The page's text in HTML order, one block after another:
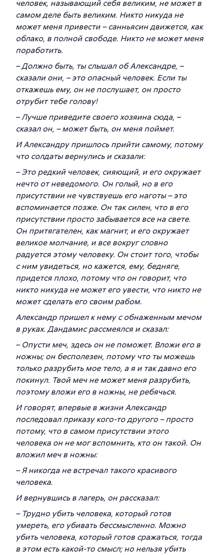
человек, называющий себя великим, не может в
самом деле быть великим. Никто никуда не
может меня привести – санньясин движется, как
облако, в полной свободе. Никто не может меня
поработить.
– Должно быть, ты слышал об Александре, –
сказали они, – это опасный человек. Если ты
откажешь ему, он не послушает, он просто
отрубит тебе голову!
– Лучше приведите своего хозяина сюда, –
сказал он, – может быть, он меня поймет.
И Александру пришлось прийти самому, потому
что солдаты вернулись и сказали:
– Это редкий человек, сияющий, и его окружает
нечто от неведомого. Он голый, но в его
присутствии не чувствуешь его наготы – это
вспоминается позже. Он так силен, что в его
присутствии просто забывается все на свете.
Он притягателен, как магнит, и его окружает
великое молчание, и все вокруг словно
радуется этому человеку. Он стоит того, чтобы
с ним увидеться, но кажется, ему, бедняге,
придется плохо, потому что он говорит, что
никто никуда не может его увести, что никто не
может сделать его своим рабом.
Александр пришел к нему с обнаженным мечом
в руках. Дандамис рассмеялся и сказал:
– Опусти меч, здесь он не поможет. Вложи его в
ножны; он бесполезен, потому что ты можешь
только разрубить мое тело, а я и так давно его
покинул. Твой меч не может меня разрубить,
поэтому вложи его в ножны, не ребячься.
И говорят, впервые в жизни Александр
последовал приказу кого-то другого – просто
потому, что в самом присутствии этого
человека он не мог вспомнить, кто он такой. Он
вложил меч в ножны:
– Я никогда не встречал такого красивого
человека.
И вернувшись в лагерь, он рассказал:
– Трудно убить человека, который готов
умереть, его убивать бессмысленно. Можно
убить человека, который готов сражаться, тогда
в этом есть какой-то смысл; но нельзя убить